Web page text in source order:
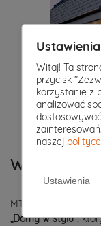
Wydawca
MTM STYL jest
„Domy w stylu”,
Witaj! Ta
przycisk
korzystanie z
analizować
naszej
Ustawienia